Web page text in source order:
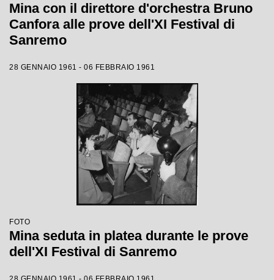
Mina con il direttore d'orchestra Bruno
Canfora alle prove dell'XI Festival di
Sanremo
28 GENNAIO 1961 - 06 FEBBRAIO 1961
FOTO
Mina seduta in platea durante le prove
dell'XI Festival di Sanremo